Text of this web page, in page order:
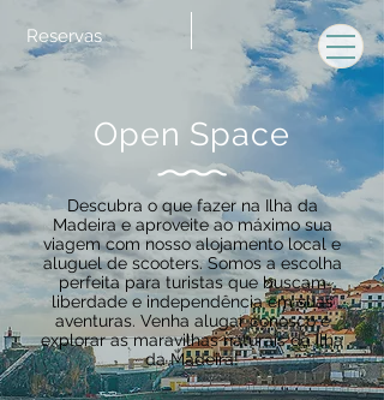
Reservas
Open Space
Descubra o que fazer na Ilha da
Madeira e aproveite ao máximo sua
viagem com nosso alojamento local e
aluguel de scooters. Somos a escolha
perfeita para turistas que buscam
liberdade e independência em suas
aventuras. Venha alugar conosco e
explorar as maravilhas naturais da Ilha
da Madeira!